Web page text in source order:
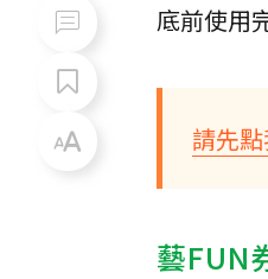
底前使用
請先
藝FUN